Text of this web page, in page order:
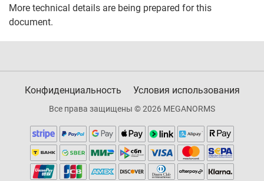
More technical details are being prepared for this
document.
Конфиденциальность Условия использования
Все права защищены © 2026 MEGANORMS